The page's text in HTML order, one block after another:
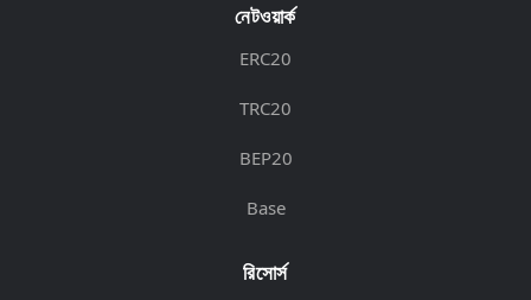
নেটওয়ার্ক
ERC20
TRC20
BEP20
Base
রিসোর্স